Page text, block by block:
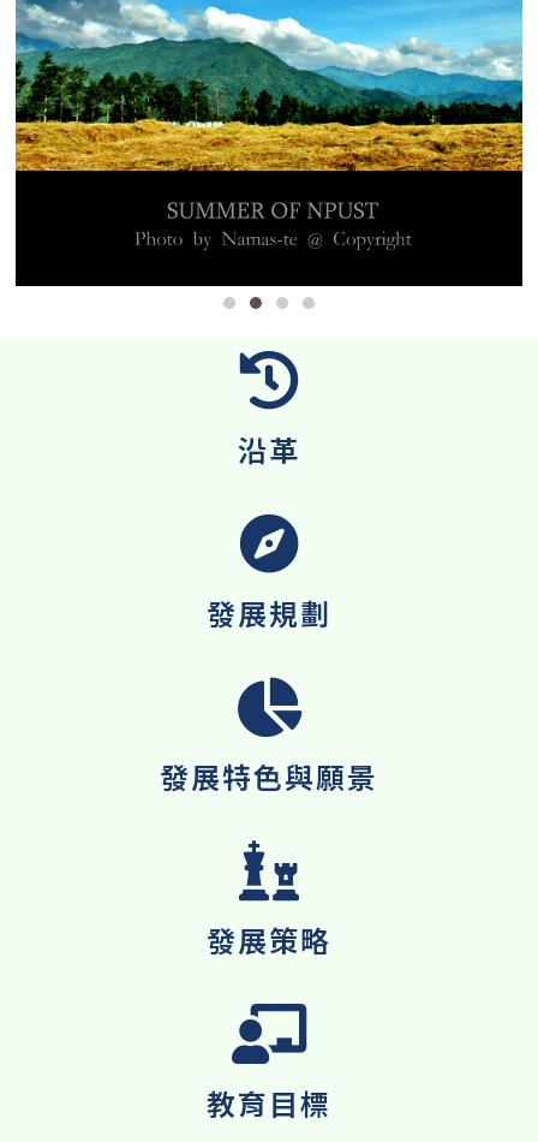
沿革
發展規劃
發展特色與願景
發展策略
教育目標